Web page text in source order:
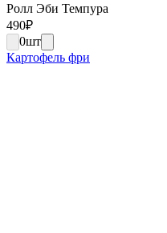
Ролл Эби Темпура
490₽
0шт
Картофель фри